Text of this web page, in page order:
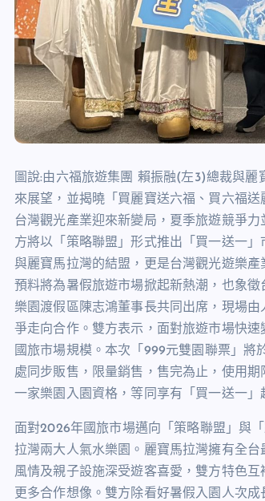
圖說:由六福旅遊集團 賴振融(左3)總裁與
來展望，並揭曉「買麗寶送六福、買六福送
台灣觀光產業迎來新變局，夏季旅遊競爭
方將以「策略聯盟」形式推出「買一送一
與麗寶馬拉灣的結盟，更是台灣觀光遊樂產
預料將為暑假旅遊市場掀起新熱潮，也象
樂園渡假區陳志鴻董事長共同出席，現場
爭走向合作。雙方表示，面對旅遊市場快
國旅市場規模。本次「999元雙園聯票」將
處同步販售，限量銷售，售完為止，使用
一家樂園入園資格，等同享有「買一送一
面對2026年國旅市場邁向「策略聯盟」與
拉灣兩大人氣水樂園。麗寶馬拉灣擁有全
風情及親子設施深受遊客喜愛，雙方特色
更多合作想像。雙方除看好暑假入園人次